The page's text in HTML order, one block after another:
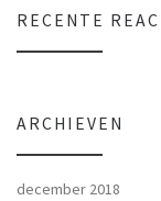
RECENTE
ARCHIEVEN
december 2018